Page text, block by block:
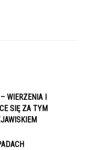
WIERZENIA I
SIĘ ZA TYM